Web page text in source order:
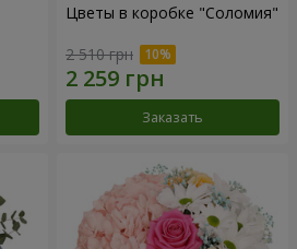
Цветы в коробке "Соломия"
2 510 грн
Заказать